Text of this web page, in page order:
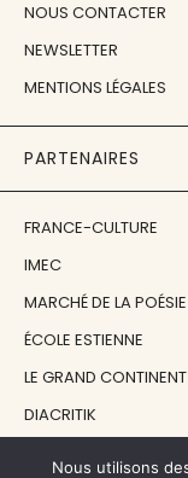
NOUS CONTACTER
NEWSLETTER
MENTIONS LÉGALES
PARTENAIRES
FRANCE-CULTURE
IMEC
MARCHÉ DE LA POÉSIE
ÉCOLE ESTIENNE
LE GRAND CONTINENT
DIACRITIK
Nous utilisons